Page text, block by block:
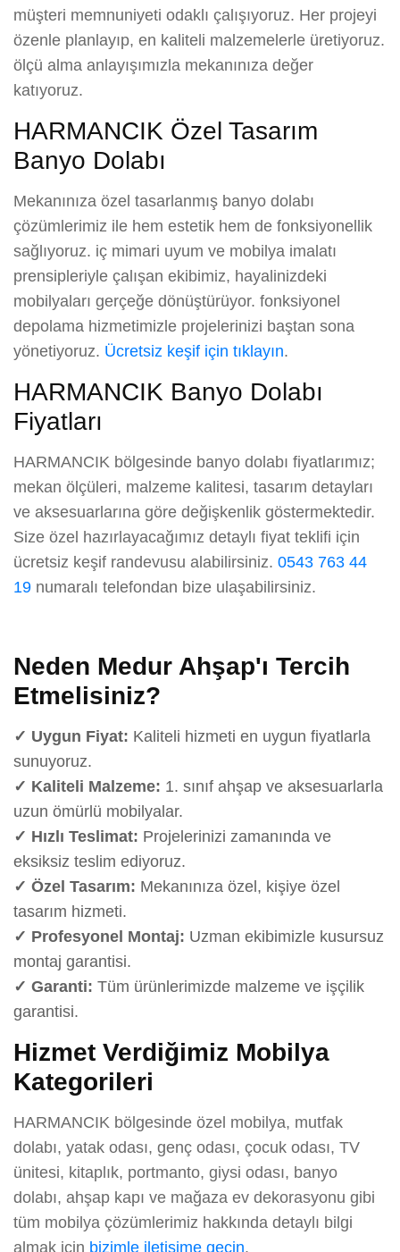
müşteri memnuniyeti odaklı çalışıyoruz. Her projeyi
özenle planlayıp, en kaliteli malzemelerle üretiyoruz.
ölçü alma anlayışımızla mekanınıza değer
katıyoruz.
HARMANCIK Özel Tasarım
Banyo Dolabı
Mekanınıza özel tasarlanmış banyo dolabı
çözümlerimiz ile hem estetik hem de fonksiyonellik
sağlıyoruz. iç mimari uyum ve mobilya imalatı
prensipleriyle çalışan ekibimiz, hayalinizdeki
mobilyaları gerçeğe dönüştürüyor. fonksiyonel
depolama hizmetimizle projelerinizi baştan sona
yönetiyoruz. Ücretsiz keşif için tıklayın.
HARMANCIK Banyo Dolabı
Fiyatları
HARMANCIK bölgesinde banyo dolabı fiyatlarımız;
mekan ölçüleri, malzeme kalitesi, tasarım detayları
ve aksesuarlarına göre değişkenlik göstermektedir.
Size özel hazırlayacağımız detaylı fiyat teklifi için
ücretsiz keşif randevusu alabilirsiniz. 0543 763 44
19 numaralı telefondan bize ulaşabilirsiniz.
Neden Medur Ahşap'ı Tercih
Etmelisiniz?
✓ Uygun Fiyat: Kaliteli hizmeti en uygun fiyatlarla
sunuyoruz.
✓ Kaliteli Malzeme: 1. sınıf ahşap ve aksesuarlarla
uzun ömürlü mobilyalar.
✓ Hızlı Teslimat: Projelerinizi zamanında ve
eksiksiz teslim ediyoruz.
✓ Özel Tasarım: Mekanınıza özel, kişiye özel
tasarım hizmeti.
✓ Profesyonel Montaj: Uzman ekibimizle kusursuz
montaj garantisi.
✓ Garanti: Tüm ürünlerimizde malzeme ve işçilik
garantisi.
Hizmet Verdiğimiz Mobilya
Kategorileri
HARMANCIK bölgesinde özel mobilya, mutfak
dolabı, yatak odası, genç odası, çocuk odası, TV
ünitesi, kitaplık, portmanto, giysi odası, banyo
dolabı, ahşap kapı ve mağaza ev dekorasyonu gibi
tüm mobilya çözümlerimiz hakkında detaylı bilgi
almak için bizimle iletişime geçin.